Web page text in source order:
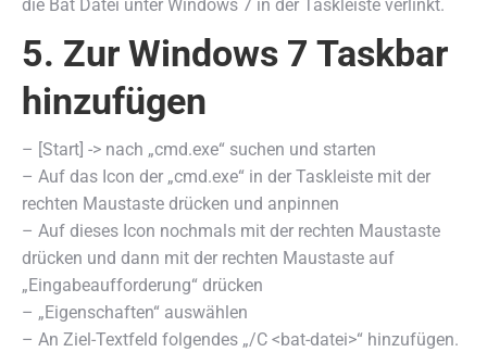
die Bat Datei unter Windows 7 in der Taskleiste verlinkt.
5. Zur Windows 7 Taskbar
hinzufügen
– [Start] -> nach „cmd.exe“ suchen und starten
– Auf das Icon der „cmd.exe“ in der Taskleiste mit der
rechten Maustaste drücken und anpinnen
– Auf dieses Icon nochmals mit der rechten Maustaste
drücken und dann mit der rechten Maustaste auf
„Eingabeaufforderung“ drücken
– „Eigenschaften“ auswählen
– An Ziel-Textfeld folgendes „/C <bat-datei>“ hinzufügen.